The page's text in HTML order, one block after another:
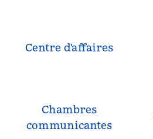
Centre d'affaires
Chambres
communicantes